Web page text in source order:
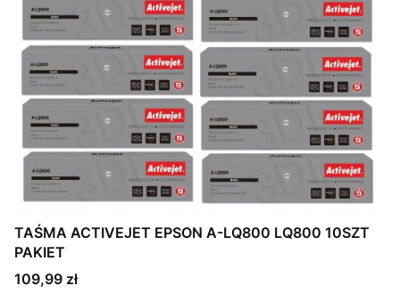
TAŚMA ACTIVEJET EPSON A-LQ800 LQ800 10SZT
PAKIET
Cena
109,99 zł